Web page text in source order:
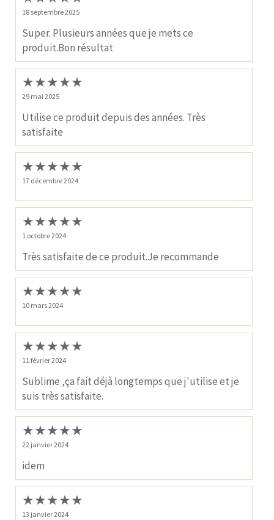
18 septembre 2025
Super. Plusieurs années que je mets ce
produit.Bon résultat
★★★★★
29 mai 2025
Utilise ce produit depuis des années. Très
satisfaite
★★★★★
17 décembre 2024
★★★★★
1 octobre 2024
Très satisfaite de ce produit.Je recommande
★★★★★
10 mars 2024
★★★★★
11 février 2024
Sublime ,ça fait déjà longtemps que j'utilise et je
suis très satisfaite.
★★★★★
22 janvier 2024
idem
★★★★★
13 janvier 2024